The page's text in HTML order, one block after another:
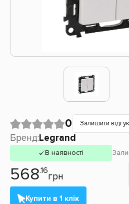
0 Залишити відгук
Бренд:Legrand
В наявності
568.16
грн
Купити в 1 клік